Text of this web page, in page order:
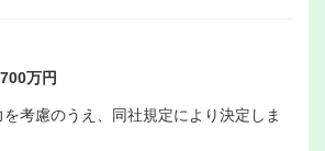
万円
考慮のうえ、同社規定により決定しま